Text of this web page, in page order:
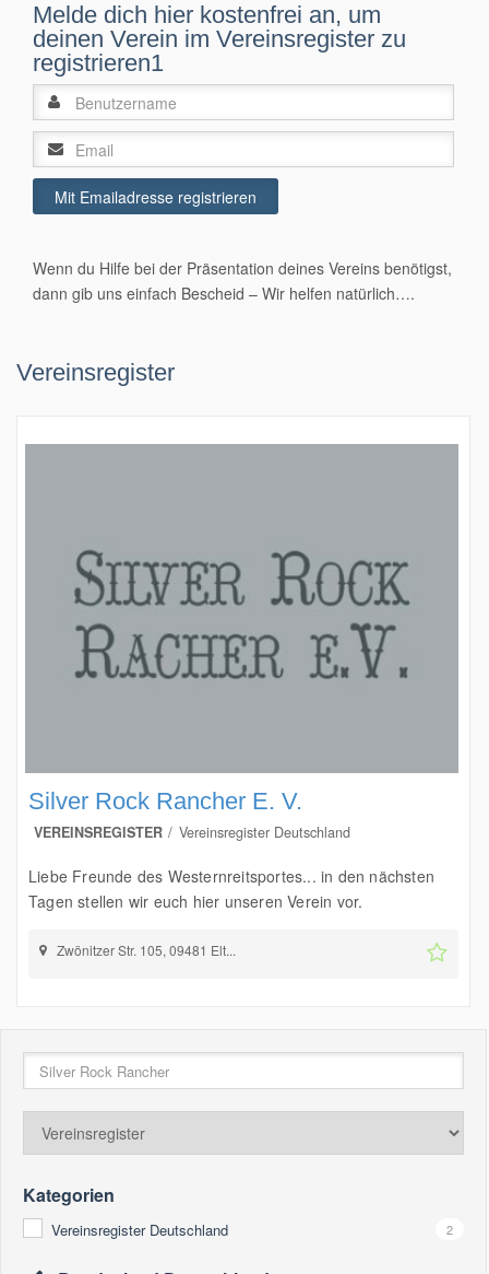
Melde dich hier kostenfrei an, um
deinen Verein im Vereinsregister zu
registrieren1
Wenn du Hilfe bei der Präsentation deines Vereins benötigst,
dann gib uns einfach Bescheid – Wir helfen natürlich….
Vereinsregister
Silver Rock Rancher E. V.
VEREINSREGISTER Vereinsregister Deutschland
Liebe Freunde des Westernreitsportes... in den nächsten
Tagen stellen wir euch hier unseren Verein vor.
Zwönitzer Str. 105, 09481 Elt...
Kategorien
Vereinsregister Deutschland 2